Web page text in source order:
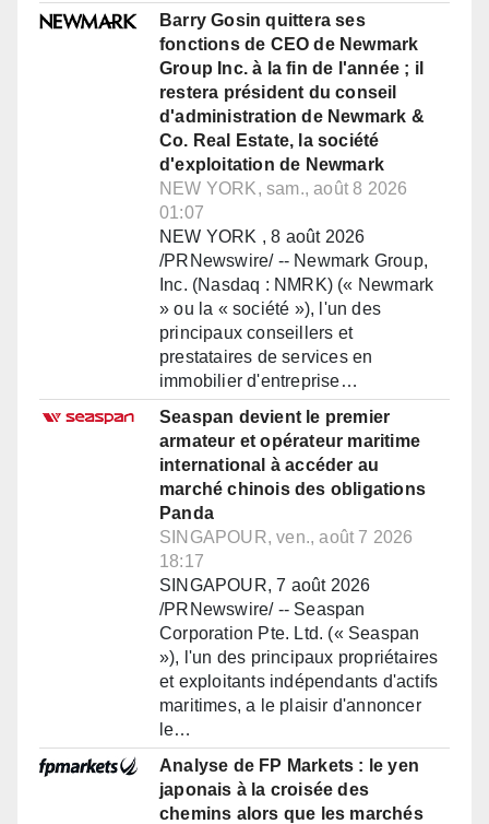
Barry Gosin quittera ses
fonctions de CEO de Newmark
Group Inc. à la fin de l'année ; il
restera président du conseil
d'administration de Newmark &
Co. Real Estate, la société
d'exploitation de Newmark
NEW YORK, sam., août 8 2026
01:07
NEW YORK , 8 août 2026
/PRNewswire/ -- Newmark Group,
Inc. (Nasdaq : NMRK) (« Newmark
» ou la « société »), l'un des
principaux conseillers et
prestataires de services en
immobilier d'entreprise…
Seaspan devient le premier
armateur et opérateur maritime
international à accéder au
marché chinois des obligations
Panda
SINGAPOUR, ven., août 7 2026
18:17
SINGAPOUR, 7 août 2026
/PRNewswire/ -- Seaspan
Corporation Pte. Ltd. (« Seaspan
»), l'un des principaux propriétaires
et exploitants indépendants d'actifs
maritimes, a le plaisir d'annoncer
le…
Analyse de FP Markets : le yen
japonais à la croisée des
chemins alors que les marchés